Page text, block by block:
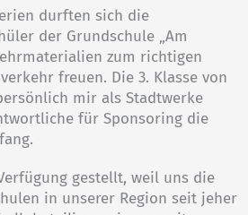
durften sich die
der Grundschule „Am
zum richtigen
freuen. Die 3. Klasse von
mir als Stadtwerke
für Sponsoring die
gestellt, weil uns die
in unserer Region seit jeher